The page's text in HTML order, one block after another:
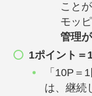
こと
モッ
管理
1ポイント＝
「10P＝
は、継続